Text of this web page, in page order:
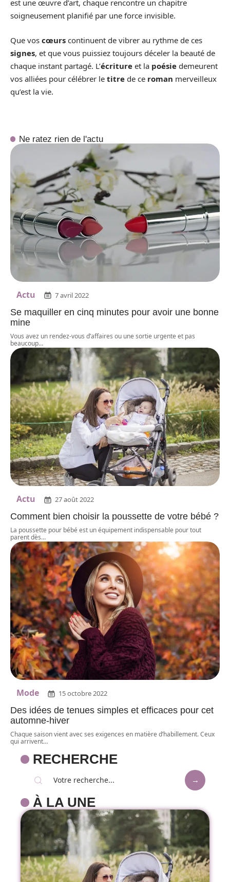
est une œuvre d’art, chaque rencontre un chapitre
soigneusement planifié par une force invisible.
Que vos cœurs continuent de vibrer au rythme de ces
signes, et que vous puissiez toujours déceler la beauté de
chaque instant partagé. L’écriture et la poésie demeurent
vos alliées pour célébrer le titre de ce roman merveilleux
qu’est la vie.
Ne ratez rien de l'actu
Actu 7 avril 2022
Se maquiller en cinq minutes pour avoir une bonne
mine
Vous avez un rendez-vous d’affaires ou une sortie urgente et pas
beaucoup…
Actu 27 août 2022
Comment bien choisir la poussette de votre bébé ?
La poussette pour bébé est un équipement indispensable pour tout
parent dès…
Mode 15 octobre 2022
Des idées de tenues simples et efficaces pour cet
automne-hiver
Chaque saison vient avec ses exigences en matière d’habillement. Ceux
qui arrivent…
RECHERCHE
À LA UNE